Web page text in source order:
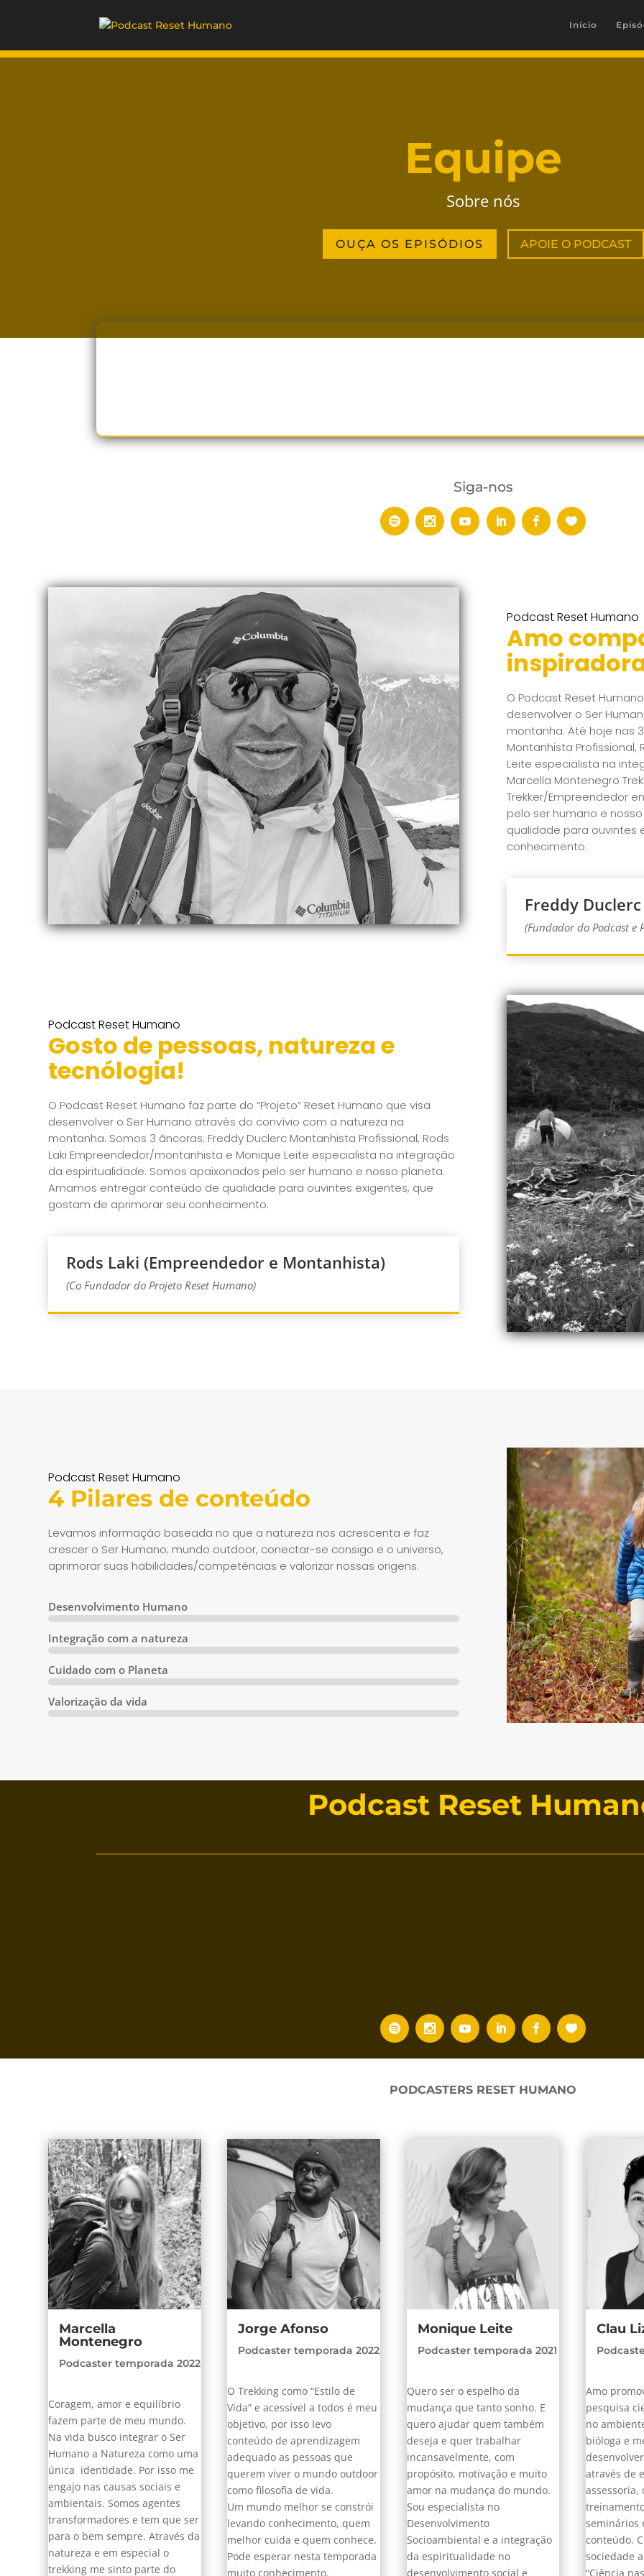
Início
Equipe
Sobre nós
OUÇA OS EPISÓDIOS APOIE O PODCAST
Siga-nos
Podcast Reset Humano
Amo
O Podcast Reset
desenvolver o Ser
montanha. Até hoje nas
Montanhista
Leite especialista na
Marcella Montenegro
Trekker/Empreendedor
pelo ser humano e
qualidade para ouvintes
conhecimento.
Freddy
(Fundador do Podcast e
Podcast Reset Humano
Gosto de pessoas, natureza e
tecnólogia!
O Podcast Reset Humano faz parte do “Projeto” Reset Humano que visa
desenvolver o Ser Humano através do convívio com a natureza na
montanha. Somos 3 âncoras; Freddy Duclerc Montanhista Profissional, Rods
Laki Empreendedor/montanhista e Monique Leite especialista na integração
da espiritualidade. Somos apaixonados pelo ser humano e nosso planeta.
Amamos entregar conteúdo de qualidade para ouvintes exigentes, que
gostam de aprimorar seu conhecimento.
Rods Laki (Empreendedor e Montanhista)
(Co Fundador do Projeto Reset Humano)
Podcast Reset Humano
4 Pilares de conteúdo
Levamos informação baseada no que a natureza nos acrescenta e faz
crescer o Ser Humano; mundo outdoor, conectar-se consigo e o universo,
aprimorar suas habilidades/competências e valorizar nossas origens.
Desenvolvimento Humano
Integração com a natureza
Cuidado com o Planeta
Valorização da vida
Podcast Reset
PODCASTERS RESET HUMANO
Marcella
Montenegro
Podcaster temporada 2022
Coragem, amor e equilíbrio
fazem parte de meu mundo.
Na vida busco integrar o Ser
Humano a Natureza como uma
única identidade. Por isso me
engajo nas causas sociais e
ambientais. Somos agentes
transformadores e tem que ser
para o bem sempre. Através da
natureza e em especial o
trekking me sinto parte do
Jorge Afonso
Podcaster temporada 2022
O Trekking como “Estilo de
Vida” e acessível a todos é meu
objetivo, por isso levo
conteúdo de aprendizagem
adequado as pessoas que
querem viver o mundo outdoor
como filosofia de vida.
Um mundo melhor se constrói
levando conhecimento, quem
melhor cuida e quem conhece.
Pode esperar nesta temporada
muito conhecimento.
Monique Leite
Podcaster temporada 2021
Quero ser o espelho da
mudança que tanto sonho. E
quero ajudar quem também
deseja e quer trabalhar
incansavelmente, com
propósito, motivação e muito
amor na mudança do mundo.
Sou especialista no
Desenvolvimento
Socioambiental e a integração
da espiritualidade no
desenvolvimento social e
Clau
Amo
pesquisa
no
bióloga e
através de
assessoria,
seminários
conteúdo.
sociedade
“Ciência